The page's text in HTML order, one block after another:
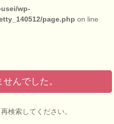
wp-
page.php on line
んでした。
検索してください。